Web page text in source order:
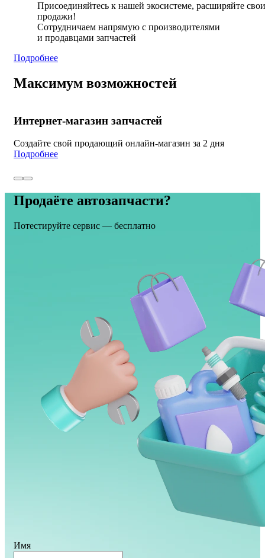
Присоединяйтесь к нашей экосистеме, расширяйте свои
продажи!
Сотрудничаем напрямую с производителями
и продавцами запчастей
Подробнее
Максимум возможностей
Интернет-магазин запчастей
Создайте свой продающий онлайн-магазин за 2 дня
Подробнее
Продаёте автозапчасти?
Потестируйте сервис — бесплатно
Имя